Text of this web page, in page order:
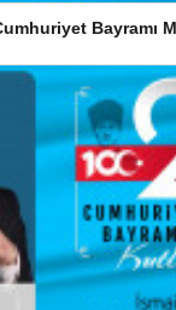
Bayramı